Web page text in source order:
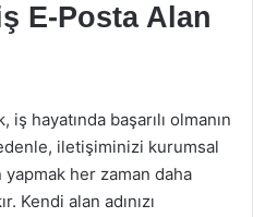
E-Posta Alan
hayatında başarılı olmanın
iletişiminizi kurumsal
her zaman daha
Kendi alan adınızı